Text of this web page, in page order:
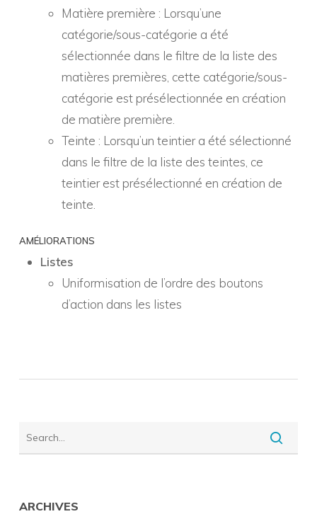
Matière première : Lorsqu’une
catégorie/sous-catégorie a été
sélectionnée dans le filtre de la liste des
matières premières, cette catégorie/sous-
catégorie est présélectionnée en création
de matière première.
Teinte : Lorsqu’un teintier a été sélectionné
dans le filtre de la liste des teintes, ce
teintier est présélectionné en création de
teinte.
AMÉLIORATIONS
Listes
Uniformisation de l’ordre des boutons
d’action dans les listes
ARCHIVES